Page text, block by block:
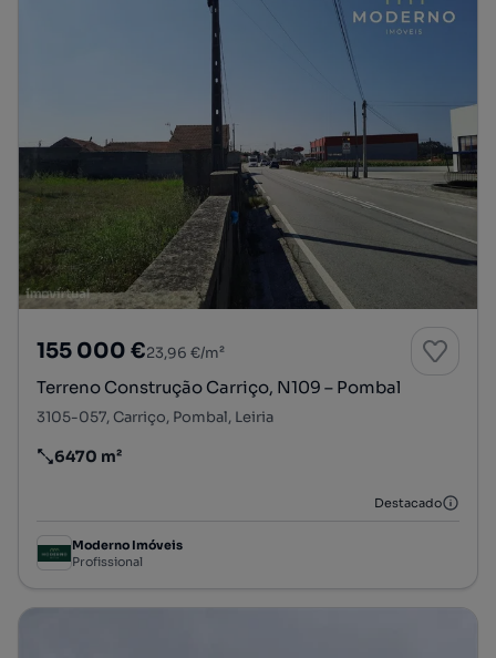
155 000 €23,96 €/m²
Terreno Construção Carriço, N109 – Pombal
3105-057, Carriço, Pombal, Leiria
Preço por metro quadrado
6470 m²
Destacado
Moderno Imóveis
Profissional